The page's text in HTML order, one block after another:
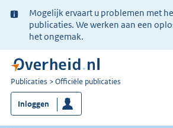
Ter
informatie:
Mogelijk ervaart u problemen met
publicaties. We werken aan een
het ongemak.
U
bent
nu
hier:
Publicaties Officiële publicaties
Inloggen